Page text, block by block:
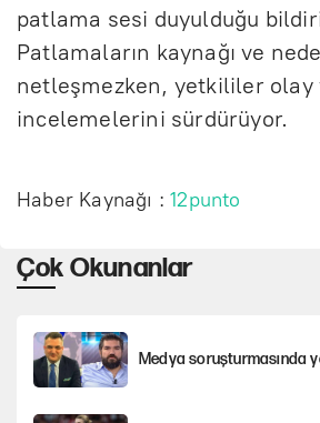
patlama sesi duyulduğu
Patlamaların kaynağı ve
netleşmezken, yetkililer olay
incelemelerini sürdürüyor.
Haber Kaynağı :12punto
Çok Okunanlar
Medya soruşturmasında